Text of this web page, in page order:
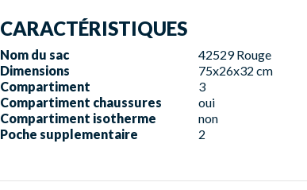
CARACTÉRISTIQUES
Nom du sac
42529 Rouge
Dimensions
75x26x32 cm
Compartiment
3
Compartiment chaussures
oui
Compartiment isotherme
non
Poche supplementaire
2